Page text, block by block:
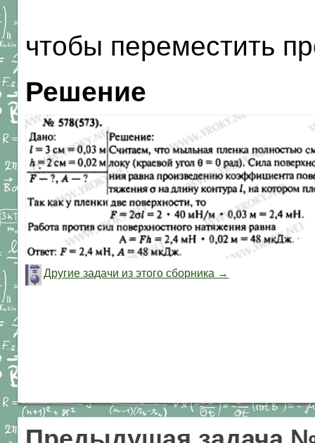
чтобы переместить
Решение
Другие задачи из этого сборника →